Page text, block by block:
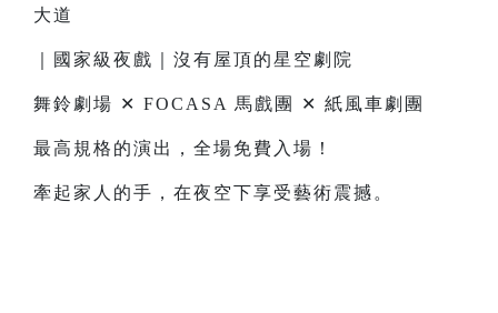
大道
｜國家級夜戲｜沒有屋頂的星空劇院
舞鈴劇場 ✕ FOCASA 馬戲團 ✕ 紙風車劇團
最高規格的演出，全場免費入場！
牽起家人的手，在夜空下享受藝術震撼。